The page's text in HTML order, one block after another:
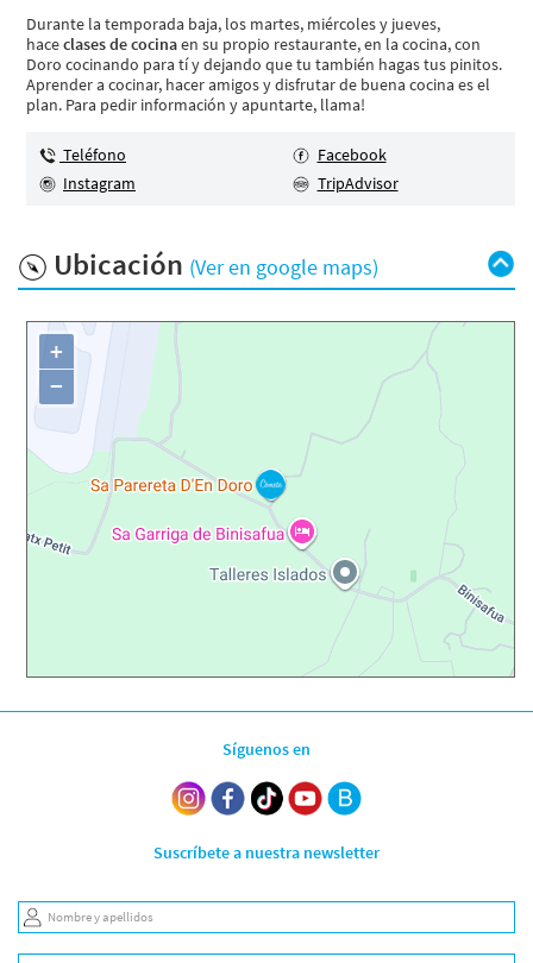
Durante la temporada baja, los martes, miércoles y jueves,
haceclases de cocinaen su propio restaurante, en la cocina, con
Doro cocinando para tí y dejando que tu también hagas tus pinitos.
Aprender a cocinar, hacer amigos y disfrutar de buena cocina es el
plan. Para pedir información y apuntarte, llama!
Teléfono
Facebook
Instagram
TripAdvisor
Ubicación (Ver en google maps)
+
−
Síguenos en
Suscríbete a nuestra newsletter
Nombre y apellidos